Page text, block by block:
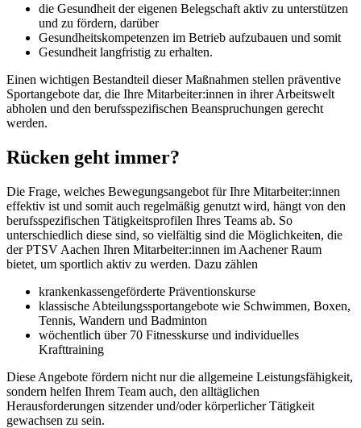
die Gesundheit der eigenen Belegschaft aktiv zu unterstützen
und zu fördern, darüber
Gesundheitskompetenzen im Betrieb aufzubauen und somit
Gesundheit langfristig zu erhalten.
Einen wichtigen Bestandteil dieser Maßnahmen stellen präventive
Sportangebote dar, die Ihre Mitarbeiter:innen in ihrer Arbeitswelt
abholen und den berufsspezifischen Beanspruchungen gerecht
werden.
Rücken geht immer?
Die Frage, welches Bewegungsangebot für Ihre Mitarbeiter:innen
effektiv ist und somit auch regelmäßig genutzt wird, hängt von den
berufsspezifischen Tätigkeitsprofilen Ihres Teams ab. So
unterschiedlich diese sind, so vielfältig sind die Möglichkeiten, die
der PTSV Aachen Ihren Mitarbeiter:innen im Aachener Raum
bietet, um sportlich aktiv zu werden. Dazu zählen
krankenkassengeförderte Präventionskurse
klassische Abteilungssportangebote wie Schwimmen, Boxen,
Tennis, Wandern und Badminton
wöchentlich über 70 Fitnesskurse und individuelles
Krafttraining
Diese Angebote fördern nicht nur die allgemeine Leistungsfähigkeit,
sondern helfen Ihrem Team auch, den alltäglichen
Herausforderungen sitzender und/oder körperlicher Tätigkeit
gewachsen zu sein.